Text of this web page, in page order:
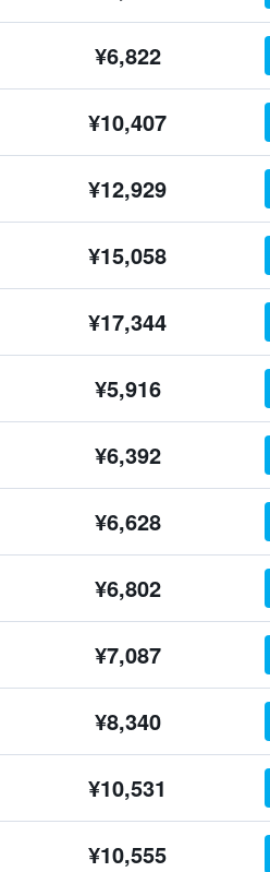
¥6,822
¥10,407
¥12,929
¥15,058
¥17,344
¥5,916
¥6,392
¥6,628
¥6,802
¥7,087
¥8,340
¥10,531
¥10,555